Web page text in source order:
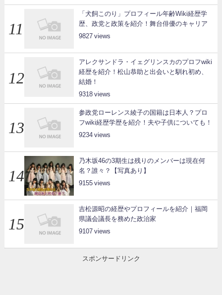
「犬飼このり」プロフィール年齢Wiki経歴学
歴、政党と政策を紹介！舞台俳優のキャリア
9827
アレクサンドラ・イェグリンスカのプロフwiki
経歴を紹介！松山恭助と出会いと馴れ初め、
結婚！
9318
参政党ローレンス綾子の国籍は日本人？プロ
フwiki経歴学歴を紹介！夫や子供についても！
9234
乃木坂46の3期生は残りのメンバーは現在何
名？誰々？【写真あり】
9155
吉松源昭の経歴やプロフィールを紹介｜福岡
県議会議長を務めた政治家
9107
スポンサードリンク